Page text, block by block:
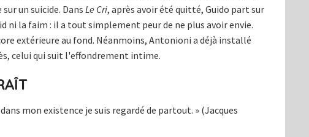
un suicide. Dans Le Cri, après avoir été quitté, Guido part sur
ni la faim : il a tout simplement peur de ne plus avoir envie.
extérieure au fond. Néanmoins, Antonioni a déjà installé
celui qui suit l'effondrement intime.
mon existence je suis regardé de partout. » (Jacques